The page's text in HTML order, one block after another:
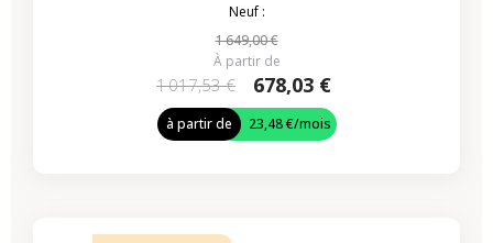
Neuf :
1 649,00 €
À partir de
1 017,53 € 678,03 €
à partir de 23,48 €/mois